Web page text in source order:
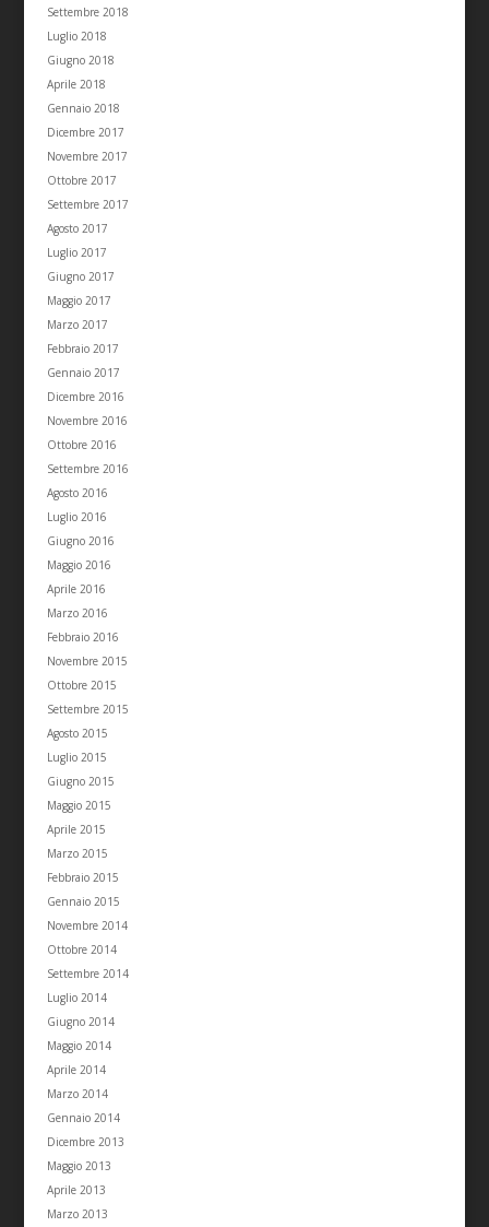
Settembre 2018
Luglio 2018
Giugno 2018
Aprile 2018
Gennaio 2018
Dicembre 2017
Novembre 2017
Ottobre 2017
Settembre 2017
Agosto 2017
Luglio 2017
Giugno 2017
Maggio 2017
Marzo 2017
Febbraio 2017
Gennaio 2017
Dicembre 2016
Novembre 2016
Ottobre 2016
Settembre 2016
Agosto 2016
Luglio 2016
Giugno 2016
Maggio 2016
Aprile 2016
Marzo 2016
Febbraio 2016
Novembre 2015
Ottobre 2015
Settembre 2015
Agosto 2015
Luglio 2015
Giugno 2015
Maggio 2015
Aprile 2015
Marzo 2015
Febbraio 2015
Gennaio 2015
Novembre 2014
Ottobre 2014
Settembre 2014
Luglio 2014
Giugno 2014
Maggio 2014
Aprile 2014
Marzo 2014
Gennaio 2014
Dicembre 2013
Maggio 2013
Aprile 2013
Marzo 2013